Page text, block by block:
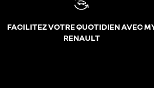
FACILITEZ VOTRE QUOTIDIEN AVEC
RENAULT